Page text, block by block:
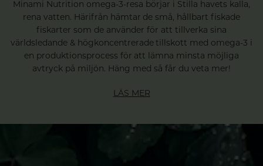
Minami Nutrition omega-3-resa börjar i Stilla havets kalla,
rena vatten. Härifrån hämtar de små, hållbart fiskade
fiskarter som de använder för att tillverka sina
världsledande & högkoncentrerade tillskott med omega-3 i
en produktionsprocess för att lämna minsta möjliga
avtryck på miljön. Häng med så får du veta mer!
LÄS MER